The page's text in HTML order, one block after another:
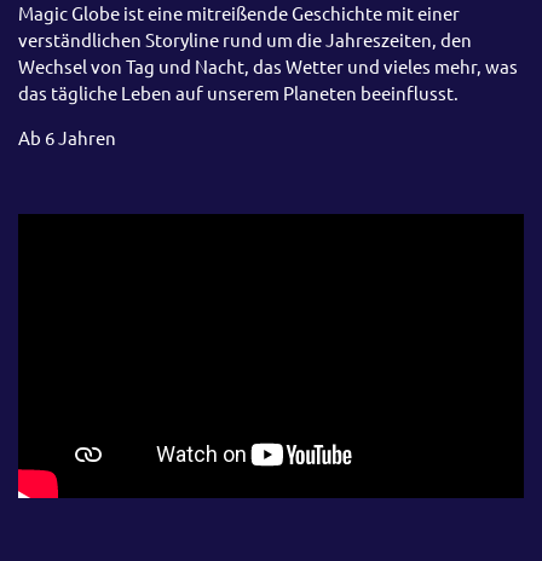
Magic Globe ist eine mitreißende Geschichte mit einer
verständlichen Storyline rund um die Jahreszeiten, den
Wechsel von Tag und Nacht, das Wetter und vieles mehr, was
das tägliche Leben auf unserem Planeten beeinflusst.
Ab 6 Jahren